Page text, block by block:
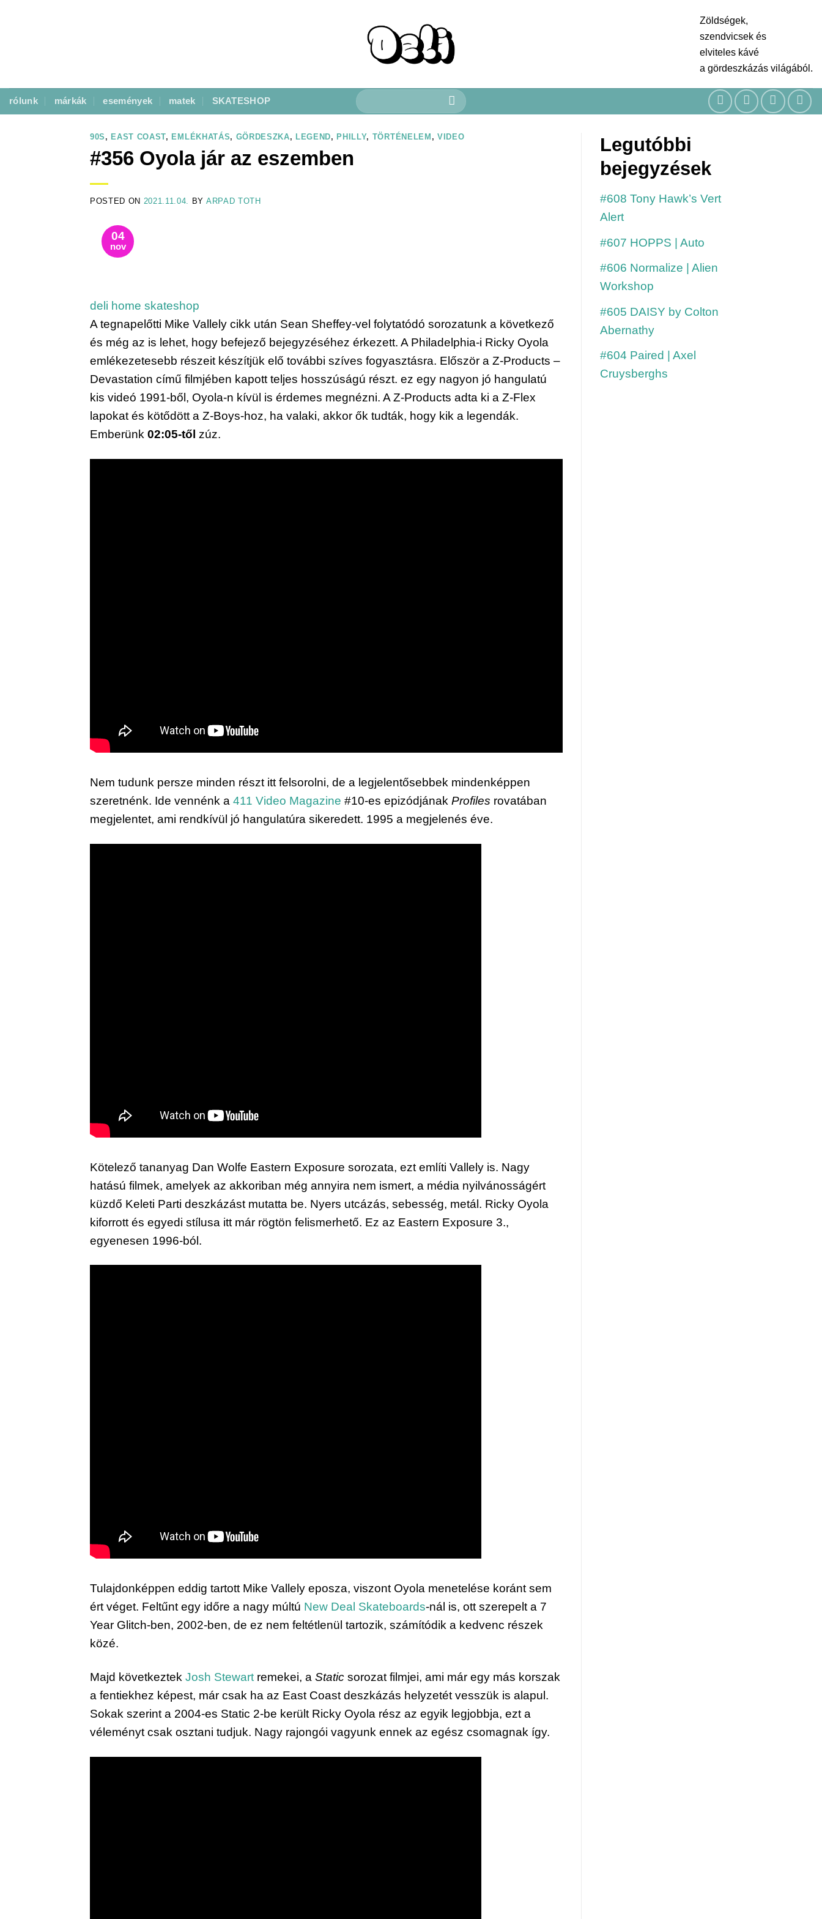
Zöldségek,
szendvicsek és
elviteles kávé
a gördeszkázás világából.
rólunk márkák események matek SKATESHOP
Keresés
a
90S , EAST COAST, EMLÉKHATÁS, GÖRDESZKA, LEGEND, PHILLY, TÖRTÉNELEM , VIDEO
#356 Oyola jár az eszemben
POSTED ON 2021.11.04. BY ARPAD TOTH
04
nov
deli home skateshop
A tegnapelőtti Mike Vallely cikk után Sean Sheffey-vel folytatódó sorozatunk a következő
és még az is lehet, hogy befejező bejegyzéséhez érkezett. A Philadelphia-i Ricky Oyola
emlékezetesebb részeit készítjük elő további szíves fogyasztásra. Először a Z-Products –
Devastation című filmjében kapott teljes hosszúságú részt. ez egy nagyon jó hangulatú
kis videó 1991-ből, Oyola-n kívül is érdemes megnézni. A Z-Products adta ki a Z-Flex
lapokat és kötődött a Z-Boys-hoz, ha valaki, akkor ők tudták, hogy kik a legendák.
Emberünk 02:05-től zúz.
Nem tudunk persze minden részt itt felsorolni, de a legjelentősebbek mindenképpen
szeretnénk. Ide vennénk a 411 Video Magazine #10-es epizódjának Profiles rovatában
megjelentet, ami rendkívül jó hangulatúra sikeredett. 1995 a megjelenés éve.
Kötelező tananyag Dan Wolfe Eastern Exposure sorozata, ezt említi Vallely is. Nagy
hatású filmek, amelyek az akkoriban még annyira nem ismert, a média nyilvánosságért
küzdő Keleti Parti deszkázást mutatta be. Nyers utcázás, sebesség, metál. Ricky Oyola
kiforrott és egyedi stílusa itt már rögtön felismerhető. Ez az Eastern Exposure 3.,
egyenesen 1996-ból.
Tulajdonképpen eddig tartott Mike Vallely eposza, viszont Oyola menetelése koránt sem
ért véget. Feltűnt egy időre a nagy múltú New Deal Skateboards-nál is, ott szerepelt a 7
Year Glitch-ben, 2002-ben, de ez nem feltétlenül tartozik, számítódik a kedvenc részek
közé.
Majd következtek Josh Stewart remekei, a Static sorozat filmjei, ami már egy más korszak
a fentiekhez képest, már csak ha az East Coast deszkázás helyzetét vesszük is alapul.
Sokak szerint a 2004-es Static 2-be került Ricky Oyola rész az egyik legjobbja, ezt a
véleményt csak osztani tudjuk. Nagy rajongói vagyunk ennek az egész csomagnak így.
Legutóbbi
bejegyzések
#608 Tony Hawk’s Vert
Alert
#607 HOPPS | Auto
#606 Normalize | Alien
Workshop
#605 DAISY by Colton
Abernathy
#604 Paired | Axel
Cruysberghs